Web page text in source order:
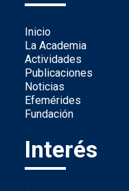
Inicio
La Academia
Actividades
Publicaciones
Noticias
Efemérides
Fundación
Interés